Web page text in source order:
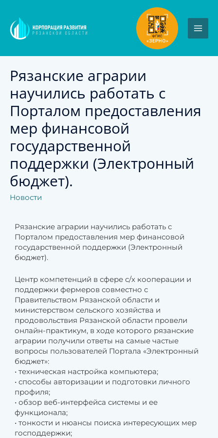
Рязанские аграрии
научились работать с
Порталом предоставления
мер финансовой
государственной
поддержки (Электронный
бюджет).
Новости
Рязанские аграрии научились работать с
Порталом предоставления мер финансовой
государственной поддержки (Электронный
бюджет).
Центр компетенций в сфере с/х кооперации и
поддержки фермеров совместно с
Правительством Рязанской области и
министерством сельского хозяйства и
продовольствия Рязанской области провели
онлайн-практикум, в ходе которого рязанские
аграрии получили ответы на самые частые
вопросы пользователей Портала «Электронный
бюджет»:
• техническая настройка компьютера;
• способы авторизации и подготовки личного
профиля;
• обзор веб-интерфейса системы и ее
функционала;
• тонкости и нюансы поиска интересующих мер
господдержки;